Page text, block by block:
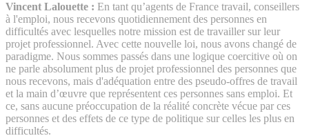
Vincent Lalouette : En tant qu’agents de France travail, conseillers
à l'emploi, nous recevons quotidiennement des personnes en
difficultés avec lesquelles notre mission est de travailler sur leur
projet professionnel. Avec cette nouvelle loi, nous avons changé de
paradigme. Nous sommes passés dans une logique coercitive où on
ne parle absolument plus de projet professionnel des personnes que
nous recevons, mais d'adéquation entre des pseudo-offres de travail
et la main d’œuvre que représentent ces personnes sans emploi. Et
ce, sans aucune préoccupation de la réalité concrète vécue par ces
personnes et des effets de ce type de politique sur celles les plus en
difficultés.